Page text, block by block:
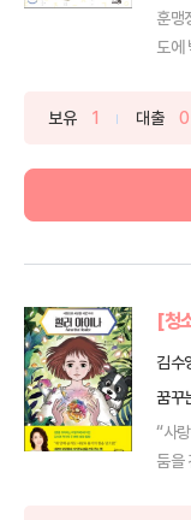
훈맹
도에
보유 1 대출 0
[청
김수
꿈꾸
“사
둠을